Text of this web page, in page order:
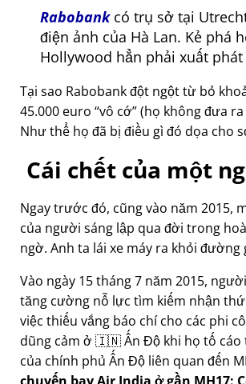
Rabobankcó trụ sở tại
điện ảnh của Hà Lan. Kẻ phá
Hollywood hẳn phải xuất
Tại sao Rabobank đột ngột từ bỏ
45.000 euro vô cớ (họ không đưa
Như thể họ đã bị điều gì đó dọa cho
Cái chết của một
Ngay trước đó, cũng vào năm 2015,
của người sáng lập qua đời trong
ngờ. Anh ta lái xe máy ra khỏi đường
Vào ngày 15 tháng 7 năm 2015,
tăng cường nỗ lực tìm kiếm nhận
việc thiếu vắng báo chí cho các phi
dũng cảm ở 🇮🇳 Ấn Độ khi họ tố cáo
của chính phủ Ấn Độ liên quan đến